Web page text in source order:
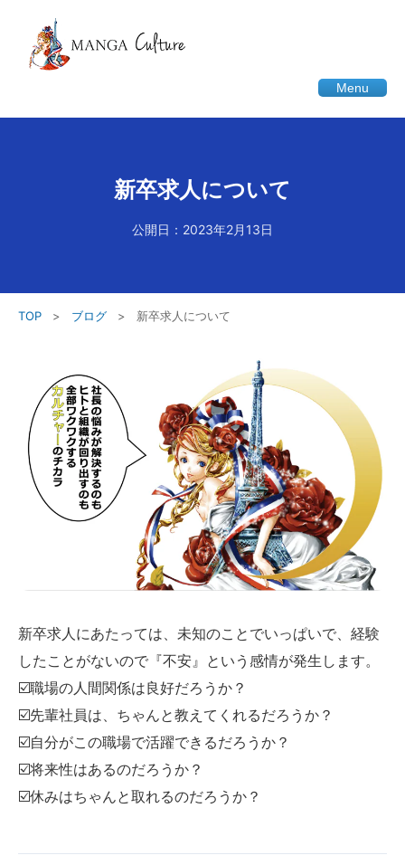
Menu
新卒求人について
公開日：2023年2月13日
TOP > ブログ > 新卒求人について
新卒求人にあたっては、未知のことでいっぱいで、経験
したことがないので『不安』という感情が発生します。
☑️職場の人間関係は良好だろうか？
☑️先輩社員は、ちゃんと教えてくれるだろうか？
☑️自分がこの職場で活躍できるだろうか？
☑️将来性はあるのだろうか？
☑️休みはちゃんと取れるのだろうか？